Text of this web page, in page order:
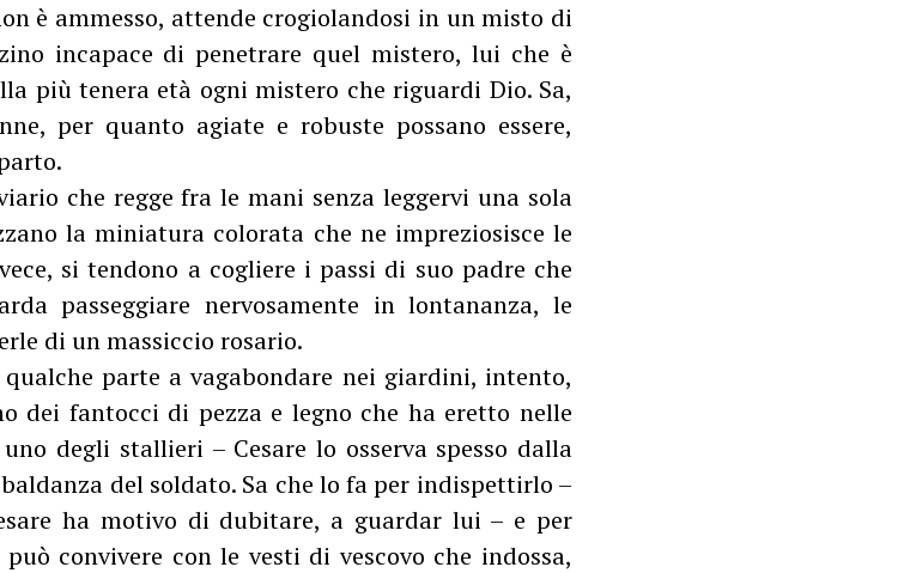
è ammesso, attende crogiolandosi in un misto di
incapace di penetrare quel mistero, lui che è
più tenera età ogni mistero che riguardi Dio. Sa,
per quanto agiate e robuste possano essere,
che regge fra le mani senza leggervi una sola
la miniatura colorata che ne impreziosisce le
si tendono a cogliere i passi di suo padre che
passeggiare nervosamente in lontananza, le
di un massiccio rosario.
parte a vagabondare nei giardini, intento,
dei fantocci di pezza e legno che ha eretto nelle
degli stallieri – Cesare lo osserva spesso dalla
del soldato. Sa che lo fa per indispettirlo –
ha motivo di dubitare, a guardar lui – e per
convivere con le vesti di vescovo che indossa,